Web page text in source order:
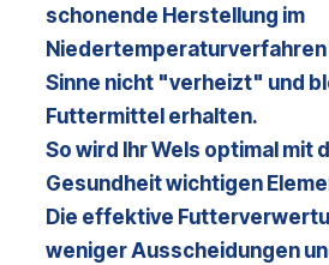
schonende Herstellung im
Sinne nicht "verheizt" und
Futtermittel erhalten.
So wird Ihr Wels optimal mit
Gesundheit wichtigen
Die effektive
weniger Ausscheidungen